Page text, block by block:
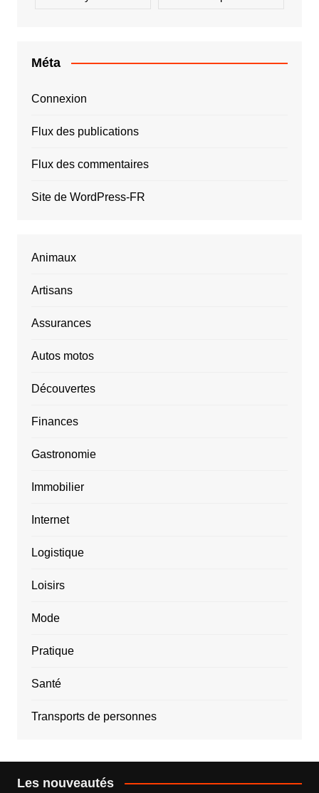
Méta
Connexion
Flux des publications
Flux des commentaires
Site de WordPress-FR
Animaux
Artisans
Assurances
Autos motos
Découvertes
Finances
Gastronomie
Immobilier
Internet
Logistique
Loisirs
Mode
Pratique
Santé
Transports de personnes
Les nouveautés